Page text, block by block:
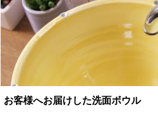
お客様へお届けした洗面ボウル